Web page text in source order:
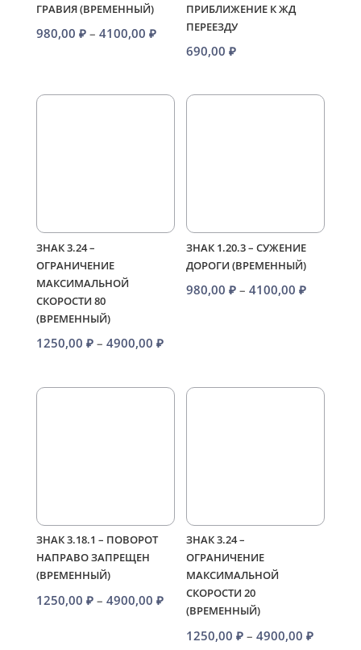
ГРАВИЯ (ВРЕМЕННЫЙ)
980,00 ₽ – 4100,00 ₽Диапазон
–
ПРИБЛИЖЕНИЕ К ЖД
ПЕРЕЕЗДУ
690,00₽
ЗНАК 3.24 –
ОГРАНИЧЕНИЕ
МАКСИМАЛЬНОЙ
СКОРОСТИ 80
(ВРЕМЕННЫЙ)
1250,00 ₽ – 4900,00 ₽Диапазон
1250,00 ₽
ЗНАК 1.20.3 – СУЖЕНИЕ
ДОРОГИ (ВРЕМЕННЫЙ)
980,00₽ – 4100,00₽
ЗНАК 3.18.1 – ПОВОРОТ
НАПРАВО ЗАПРЕЩЕН
(ВРЕМЕННЫЙ)
1250,00 ₽ – 4900,00 ₽Диапазон
цен:
1250,00 ₽
ЗНАК 3.24 –
ОГРАНИЧЕНИЕ
МАКСИМАЛЬНОЙ
СКОРОСТИ 20
(ВРЕМЕННЫЙ)
1250,00₽ – 4900,00₽